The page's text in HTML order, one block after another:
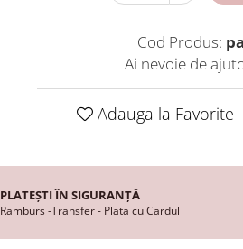
Cod Produs:
Ai nevoie de
Adauga la Favorite
PLATEȘTI ÎN SIGURANȚĂ
Ramburs -Transfer - Plata cu Cardul